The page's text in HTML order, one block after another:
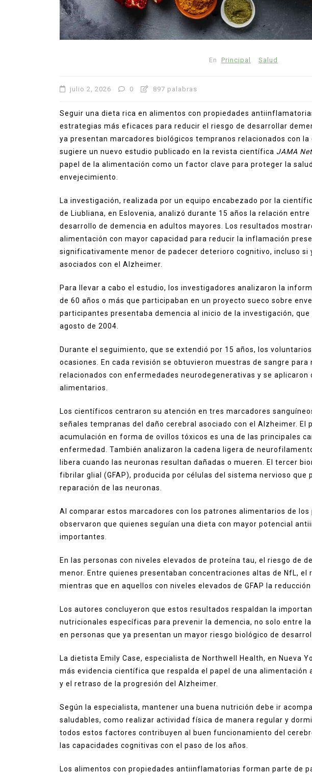
En Principal Salud
julio 2, 2026 0 897 palabras
Seguir una dieta rica en alimentos con propiedades
estrategias más eficaces para reducir el riesgo de desarrollar
ya presentan marcadores biológicos tempranos relacionados con
sugiere un nuevo estudio publicado en la revista científica JAMA
papel de la alimentación como un factor clave para proteger la
envejecimiento.
La investigación, realizada por un equipo encabezado por la
de Liubliana, en Eslovenia, analizó durante 15 años la relación
desarrollo de demencia en adultos mayores. Los resultados
alimentación con mayor capacidad para reducir la inflamación
significativamente menor de padecer deterioro cognitivo, incluso si
asociados con el Alzheimer.
Para llevar a cabo el estudio, los investigadores analizaron la
de 60 años o más que participaban en un proyecto sueco sobre
participantes presentaba demencia al inicio de la investigación,
agosto de 2004.
Durante el seguimiento, que se extendió por 15 años, los
ocasiones. En cada revisión se obtuvieron muestras de sangre para
relacionados con enfermedades neurodegenerativas y se aplicaron
alimentarios.
Los científicos centraron su atención en tres marcadores
señales tempranas del daño cerebral asociado con el Alzheimer. El
acumulación en forma de ovillos tóxicos es una de las principales
enfermedad. También analizaron la cadena ligera de
libera cuando las neuronas resultan dañadas o mueren. El tercer
fibrilar glial (GFAP), producida por células del sistema nervioso que
reparación de las neuronas.
Al comparar estos marcadores con los patrones alimentarios de
observaron que quienes seguían una dieta con mayor potencial
importantes.
En las personas con niveles elevados de proteína tau, el riesgo de
menor. Entre quienes presentaban concentraciones altas de NfL, el
mientras que en aquellos con niveles elevados de GFAP la
Los autores concluyeron que estos resultados respaldan la
nutricionales específicas para prevenir la demencia, no solo entre
en personas que ya presentan un mayor riesgo biológico de
La dietista Emily Case, especialista de Northwell Health, en Nueva
más evidencia científica que respalda el papel de una
y el retraso de la progresión del Alzheimer.
Según la especialista, mantener una buena nutrición debe ir
saludables, como realizar actividad física de manera regular y
todos estos factores contribuyen al buen funcionamiento del
las capacidades cognitivas con el paso de los años.
Los alimentos con propiedades antiinflamatorias forman parte de